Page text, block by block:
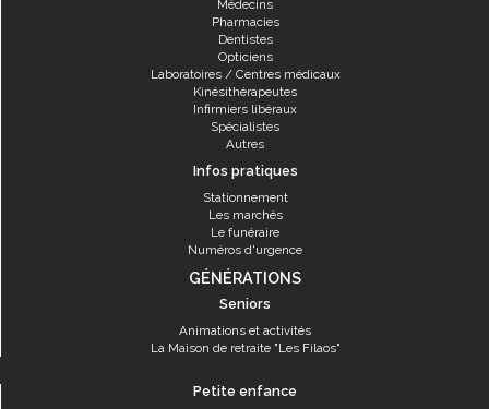
Médecins
Pharmacies
Dentistes
Opticiens
Laboratoires / Centres médicaux
Kinésithérapeutes
Infirmiers libéraux
Spécialistes
Autres
Infos pratiques
Stationnement
Les marchés
Le funéraire
Numéros d'urgence
GÉNÉRATIONS
Seniors
Animations et activités
La Maison de retraite "Les Filaos"
Petite enfance